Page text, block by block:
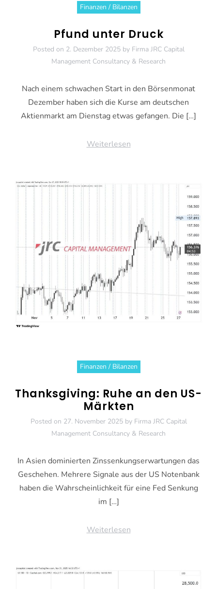
Finanzen / Bilanzen
Pfund unter Druck
Posted on 2. Dezember 2025by Firma JRC Capital
Management Consultancy & Research
Nach einem schwachen Start in den Börsenmonat
Dezember haben sich die Kurse am deutschen
Aktienmarkt am Dienstag etwas gefangen. Die […]
Weiterlesen
Finanzen / Bilanzen
Thanksgiving: Ruhe an den US-
Märkten
Posted on 27. November 2025by Firma JRC Capital
Management Consultancy & Research
In Asien dominierten Zinssenkungserwartungen das
Geschehen. Mehrere Signale aus der US Notenbank
haben die Wahrscheinlichkeit für eine Fed Senkung
im […]
Weiterlesen